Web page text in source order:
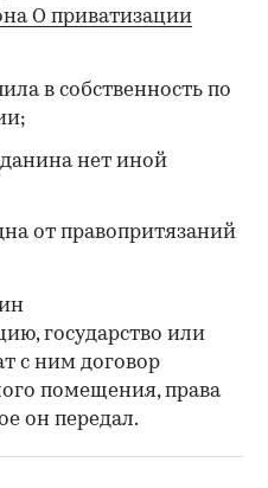
О приватизации
в собственность по
нет иной
от правопритязаний
государство или
с ним договор
помещения, права
он передал.